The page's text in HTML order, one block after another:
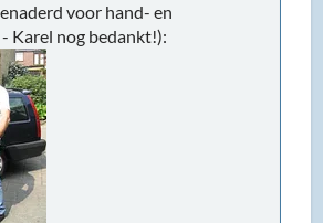
voor hand- en
- Karel nog bedankt!):